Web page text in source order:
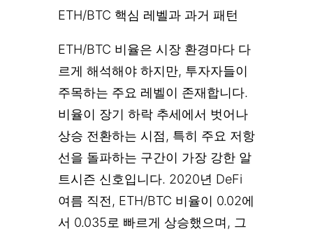
ETH/BTC 핵심 레벨과 과거 패턴
ETH/BTC 비율은 시장 환경마다 다
르게 해석해야 하지만, 투자자들이
주목하는 주요 레벨이 존재합니다.
비율이 장기 하락 추세에서 벗어나
상승 전환하는 시점, 특히 주요 저항
선을 돌파하는 구간이 가장 강한 알
트시즌 신호입니다. 2020년 DeFi
여름 직전, ETH/BTC 비율이 0.02에
서 0.035로 빠르게 상승했으며, 그